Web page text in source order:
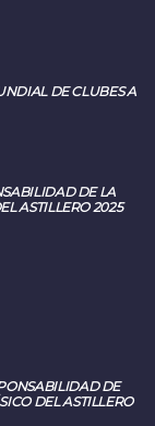
DE CLUBES A
DE LA
ASTILLERO 2025
DE
DEL ASTILLERO